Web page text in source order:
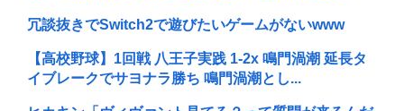
冗談抜きでSwitch2で遊びたいゲームがないwww
【高校野球】1回戦 八王子実践 1-2x 鳴門渦潮 延長タ
イブレークでサヨナラ勝ち 鳴門渦潮とし...